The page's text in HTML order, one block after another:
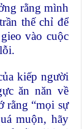
rằng mình
thế chỉ để
vào cuộc
kiếp người
ăn năn về
rằng “mọi sự
muộn, hãy